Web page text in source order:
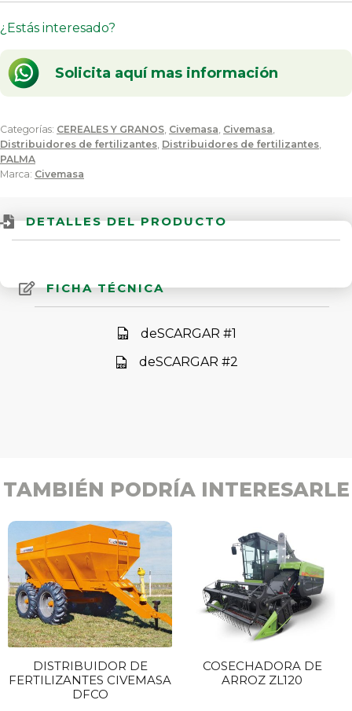
¿Estás interesado?
Solicita aquí mas información
Categorías: CEREALES Y GRANOS Civemasa Civemasa
Distribuidores de fertilizantes Distribuidores de fertilizantes
PALMA
Marca: Civemasa
DETALLES DEL PRODUCTO
FICHA TÉCNICA
deSCARGAR #1
deSCARGAR #2
TAMBIÉN PODRÍA INTERESARLE
DISTRIBUIDOR DE
FERTILIZANTES CIVEMASA
DFCO
COSECHADORA DE
ARROZ ZL120